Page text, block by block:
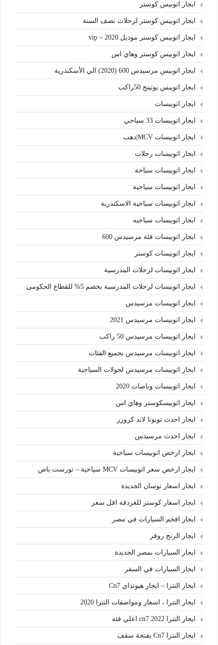
ايجار اتوبيس كوستر
ايجار اتوبيس كوستر لرحلات نصف السنة
ايجار اتوبيس كوستر موديل 2020 – vip
ايجار اتوبيس كوستر وهاي اس
ايجار اتوبيس مرسيدس 600 (2020) الي الأسكندرية
ايجار اتوبيس يوتينج 50راكب
ايجار اتوبيسات
ايجار اتوبيسات 33 سياحي
ايجار اتوبيسات MCV|دهب
ايجار اتوبيسات رحلات
ايجار اتوبيسات سياحة
ايجار اتوبيسات سياحية
ايجار اتوبيسات سياحية الاسكندرية
ايجار اتوبيسات سياحيه
ايجار اتوبيسات فئة مرسيدس 600
ايجار اتوبيسات كوستر
ايجار اتوبيسات لرحلات المدرسية
ايجار اتوبيسات لرحلات المدرسية بخصم 5% للقطاع الحكومي
ايجار اتوبيسات مرسيدس
ايجار اتوبيسات مرسيدس 2021
ايجار اتوبيسات مرسيدس 50 راكب
ايجار اتوبيسات مرسيدس بجميع الفئات
ايجار اتوبيسات مرسيدس لجولات السياحية
ايجار اتوبيسات وباصات 2020
ايجار اتوبيسكوستر وهاي اس
ايجار احدث تويوتا لاند كروزر
ايجار احدث مرسيدس
ايجار ارخص اتوبيسات سياحية
ايجار ارخص سعر اتوبيسات MCV سياحية – تورست باص
ايجار اسعار توسان الجديدة
ايجار اسعار كوستر للغردقة اقل سعر
ايجار افخم السيارات في مصر
ايجار الرنج روفر
ايجار السيارات بمصر الجديدة
ايجار السيارات في السفر
ايجار النترا – ايجار هيونداي Cn7
ايجار النترا ، اسعار ومواصفات النترا 2020
ايجار النترا cn7 2022 اعلي فئه
ايجار النترا Cn7 بفتحة سقف